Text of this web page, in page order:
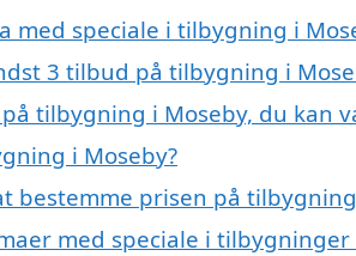
med speciale i tilbygning i
3 tilbud på tilbygning i
tilbygning i Moseby, du kan
i Moseby?
bestemme prisen på
med speciale i